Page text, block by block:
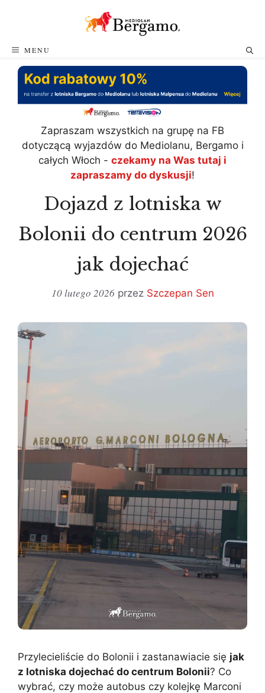
MENU
Zapraszam wszystkich na grupę na FB
dotyczącą wyjazdów do Mediolanu, Bergamo i
całych Włoch - czekamy na Was tutaj i
zapraszamy do dyskusji!
Dojazd z lotniska w
Bolonii do centrum 2026
jak dojechać
10 lutego 2026 przez Szczepan Sen
Przylecieliście do Bolonii i zastanawiacie się jak
z lotniska dojechać do centrum Bolonii? Co
wybrać, czy może autobus czy kolejkę Marconi